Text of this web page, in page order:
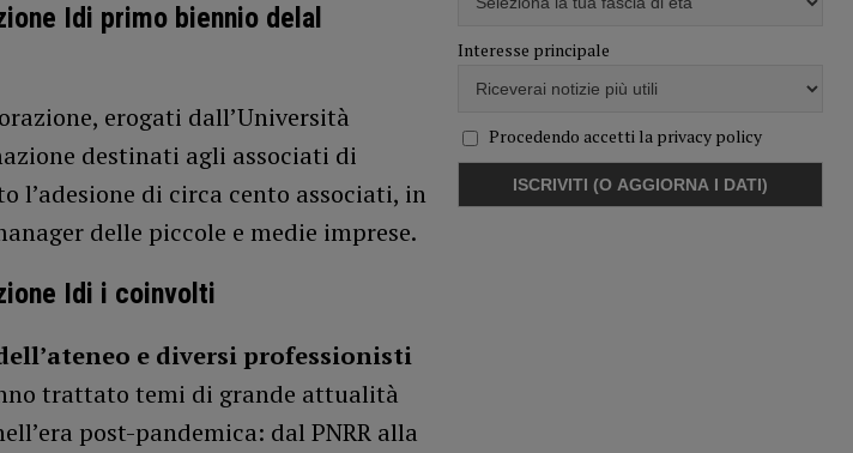
Idi primo biennio delal
erogati dall’Università
destinati agli associati di
l’adesione di circa cento associati, in
delle piccole e medie imprese.
Idi i coinvolti
e diversi professionisti
trattato temi di grande attualità
post-pandemica: dal PNRR alla
Interesse principale
Procedendo accetti la privacy policy